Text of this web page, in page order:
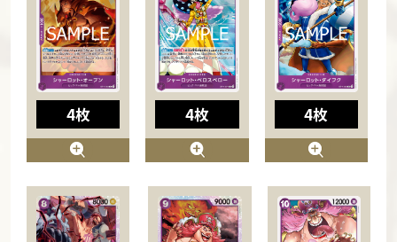
4枚 4枚 4枚